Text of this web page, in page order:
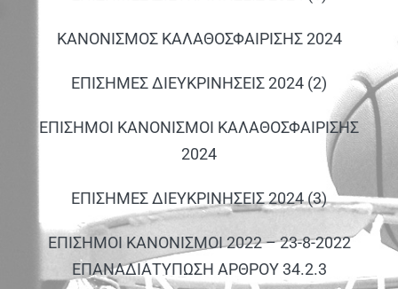
ΑΝΑΚΟΙΝΩΣΕΙΣ
ΚΑΝΟΝΙΣΜΟΙ
ΚΑΝΟΝΙΣΜΟΣ ΚΑΛΑΘΟΣΦΑΙΡΙΣΗΣ 2024
ΕΠΙΣΗΜΕΣ ΔΙΕΥΚΡΙΝΗΣΕΙΣ 2024 (2)
ΕΠΙΣΗΜΟΙ ΚΑΝΟΝΙΣΜΟΙ ΚΑΛΑΘΟΣΦΑΙΡΙΣΗΣ
2024
ΕΠΙΣΗΜΕΣ ΔΙΕΥΚΡΙΝΗΣΕΙΣ 2024 (3)
ΕΠΙΣΗΜΟΙ ΚΑΝΟΝΙΣΜΟΙ 2022 – 23-8-2022
ΕΠΑΝΑΔΙΑΤΥΠΩΣΗ ΑΡΘΡΟΥ 34.2.3